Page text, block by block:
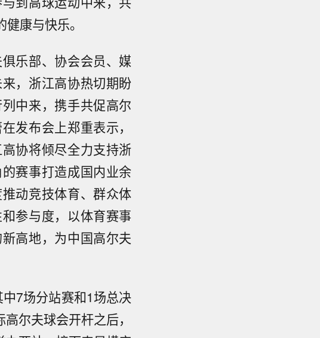
康与快乐。
乐部、协会会员、媒
，浙江高协热切期盼
中来，携手共促高尔
发布会上郑重表示，
协将倾尽全力支持浙
赛事打造成国内业余
动竞技体育、群众体
参与度，以体育赛事
高地，为中国高尔夫
7场分站赛和1场总决
尔夫球会开杆之后，